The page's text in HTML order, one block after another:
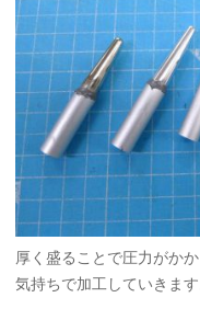
厚く盛ることで圧力がか
気持ちで加工していきます